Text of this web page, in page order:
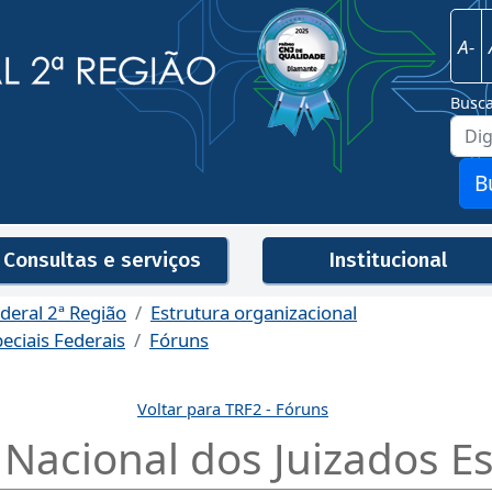
Justiça Federal - 2ª Região
Imagem
A-
Consultas e serviços Institucional
2ª Região
Estrutura organizacional
Federais
Fóruns
Voltar para TRF2 - Fóruns
Nacional dos Juizados